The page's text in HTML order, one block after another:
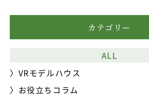
カテゴリー
ALL
VRモデルハウス
お役立ちコラム